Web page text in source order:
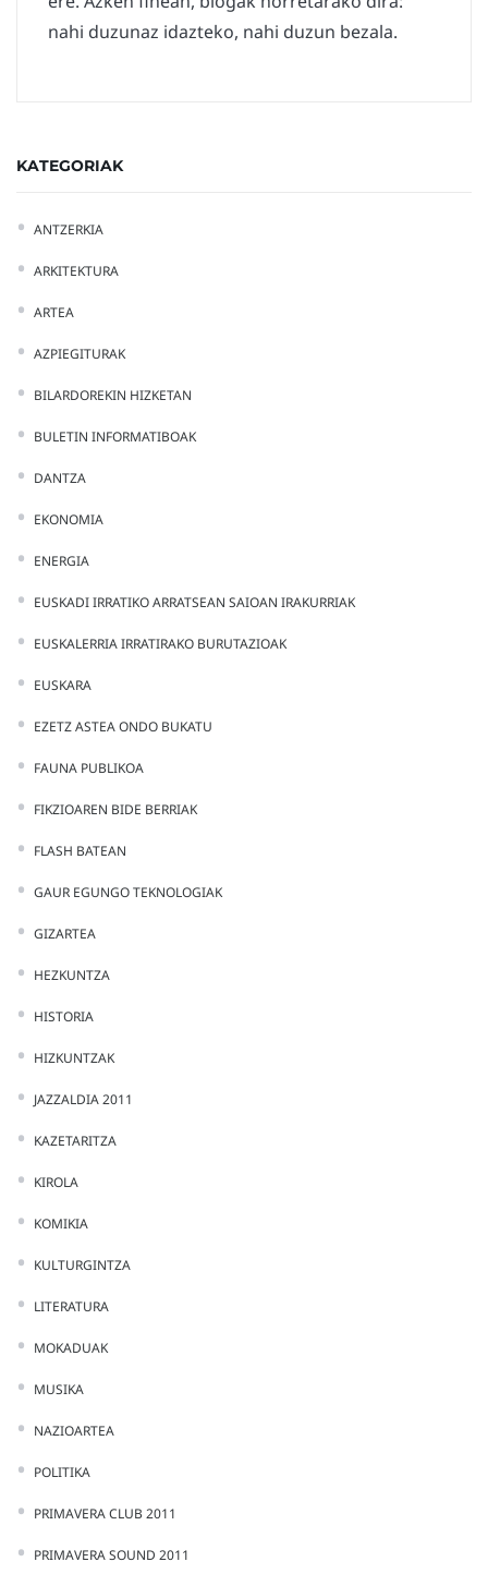
nahi duzunaz idazteko, nahi duzun bezala.
KATEGORIAK
ANTZERKIA
ARKITEKTURA
ARTEA
AZPIEGITURAK
BILARDOREKIN HIZKETAN
BULETIN INFORMATIBOAK
DANTZA
EKONOMIA
ENERGIA
EUSKADI IRRATIKO ARRATSEAN SAIOAN IRAKURRIAK
EUSKALERRIA IRRATIRAKO BURUTAZIOAK
EUSKARA
EZETZ ASTEA ONDO BUKATU
FAUNA PUBLIKOA
FIKZIOAREN BIDE BERRIAK
FLASH BATEAN
GAUR EGUNGO TEKNOLOGIAK
GIZARTEA
HEZKUNTZA
HISTORIA
HIZKUNTZAK
JAZZALDIA 2011
KAZETARITZA
KIROLA
KOMIKIA
KULTURGINTZA
LITERATURA
MOKADUAK
MUSIKA
NAZIOARTEA
POLITIKA
PRIMAVERA CLUB 2011
PRIMAVERA SOUND 2011